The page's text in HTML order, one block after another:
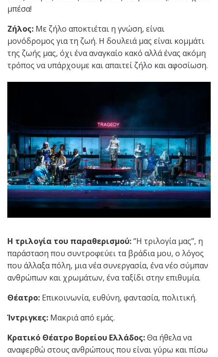
μπέσα!
Ζήλος: Με ζήλο αποκτιέται η γνώση, είναι
μονόδρομος για τη ζωή. Η δουλειά μας είναι κομμάτι
της ζωής μας, όχι ένα αναγκαίο κακό αλλά ένας ακόμη
τρόπος να υπάρχουμε και απαιτεί ζήλο και αφοσίωση.
Η τριλογία του παραθερισμού:‘’Η τριλογία μας’’, η
παράσταση που συντροφεύει τα βράδια μου, ο λόγος
που άλλαξα πόλη, μια νέα συνεργασία, ένα νέο σύμπαν
ανθρώπων και χρωμάτων, ένα ταξίδι στην επιθυμία.
Θέατρο: Επικοινωνία, ευθύνη, φαντασία, πολιτική.
Ίντριγκες: Μακριά από εμάς.
Κρατικό Θέατρο Βορείου Ελλάδος:Θα ήθελα να
αναφερθώ στους ανθρώπους που είναι γύρω και πίσω